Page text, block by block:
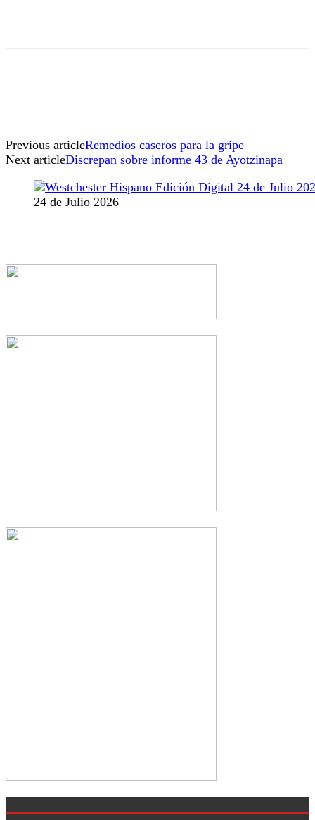
Previous articleRemedios caseros para la gripe
Next articleDiscrepan sobre informe 43 de Ayotzinapa
24 de Julio 2026